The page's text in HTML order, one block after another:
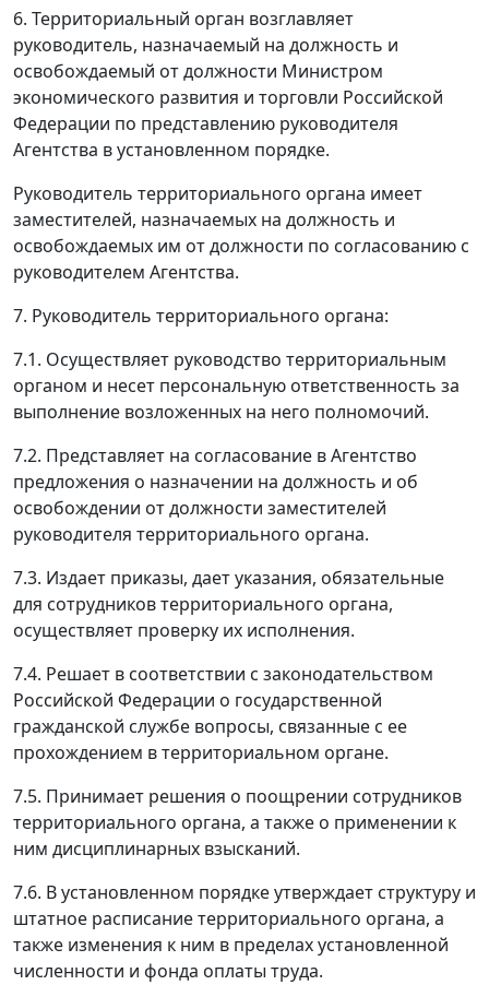
6. Территориальный орган возглавляет
руководитель, назначаемый на должность и
освобождаемый от должности Министром
экономического развития и торговли Российской
Федерации по представлению руководителя
Агентства в установленном порядке.
Руководитель территориального органа имеет
заместителей, назначаемых на должность и
освобождаемых им от должности по согласованию с
руководителем Агентства.
7. Руководитель территориального органа:
7.1. Осуществляет руководство территориальным
органом и несет персональную ответственность за
выполнение возложенных на него полномочий.
7.2. Представляет на согласование в Агентство
предложения о назначении на должность и об
освобождении от должности заместителей
руководителя территориального органа.
7.3. Издает приказы, дает указания, обязательные
для сотрудников территориального органа,
осуществляет проверку их исполнения.
7.4. Решает в соответствии с законодательством
Российской Федерации о государственной
гражданской службе вопросы, связанные с ее
прохождением в территориальном органе.
7.5. Принимает решения о поощрении сотрудников
территориального органа, а также о применении к
ним дисциплинарных взысканий.
7.6. В установленном порядке утверждает структуру и
штатное расписание территориального органа, а
также изменения к ним в пределах установленной
численности и фонда оплаты труда.